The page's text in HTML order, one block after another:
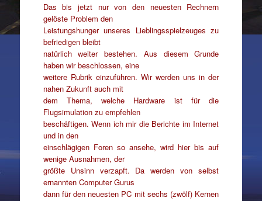
Das bis jetzt nur von den neuesten Rechnern
gelöste Problem den
Leistungshunger unseres Lieblingsspielzeuges zu
befriedigen bleibt
natürlich weiter bestehen. Aus diesem Grunde
haben wir beschlossen, eine
weitere Rubrik einzuführen. Wir werden uns in der
nahen Zukunft auch mit
dem Thema, welche Hardware ist für die
Flugsimulation zu empfehlen
beschäftigen. Wenn ich mir die Berichte im Internet
und in den
einschlägigen Foren so ansehe, wird hier bis auf
wenige Ausnahmen, der
größte Unsinn verzapft. Da werden von selbst
ernannten Computer Gurus
dann für den neuesten PC mit sechs (zwölf) Kernen